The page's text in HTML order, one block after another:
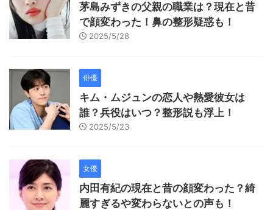
茅島みずきの父親の職業は？現在と昔
で顔変わった！鼻の整形疑惑も！
2025/5/28
俳優
キム・ムジュンの恋人や熱愛彼女は
誰？兵役はいつ？整形説も浮上！
2025/5/23
女優
内田有紀の現在と昔の顔変わった？綺
麗すぎるや変わらないとの声も！